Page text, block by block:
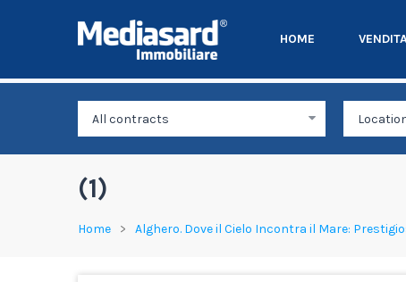
HOME
(1)
Home Alghero. Dove il Cielo Incontra il Mare: